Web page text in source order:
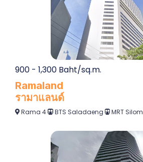
900 - 1,300 Baht/sq.m.
Ramaland
รามาแลนด์
Rama 4 BTS Saladaeng MRT Silom